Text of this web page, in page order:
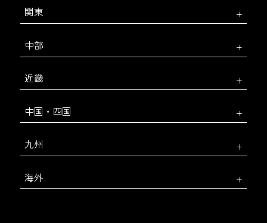
関東
中部
近畿
中国・四国
九州
海外